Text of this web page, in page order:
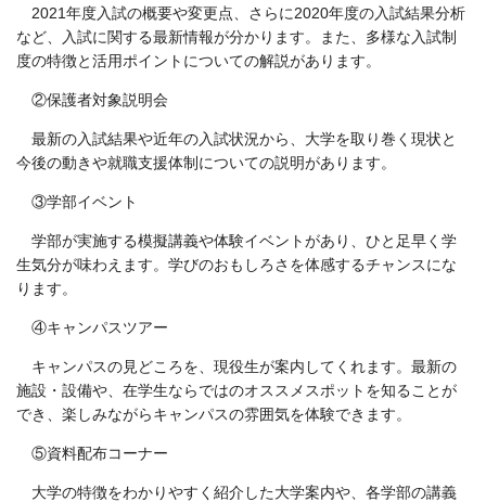
2021年度入試の概要や変更点、さらに2020年度の入試結果分析
など、入試に関する最新情報が分かります。また、多様な入試制
度の特徴と活用ポイントについての解説があります。
②保護者対象説明会
最新の入試結果や近年の入試状況から、大学を取り巻く現状と
今後の動きや就職支援体制についての説明があります。
③学部イベント
学部が実施する模擬講義や体験イベントがあり、ひと足早く学
生気分が味わえます。学びのおもしろさを体感するチャンスにな
ります。
④キャンパスツアー
キャンパスの見どころを、現役生が案内してくれます。最新の
施設・設備や、在学生ならではのオススメスポットを知ることが
でき、楽しみながらキャンパスの雰囲気を体験できます。
⑤資料配布コーナー
大学の特徴をわかりやすく紹介した大学案内や、各学部の講義